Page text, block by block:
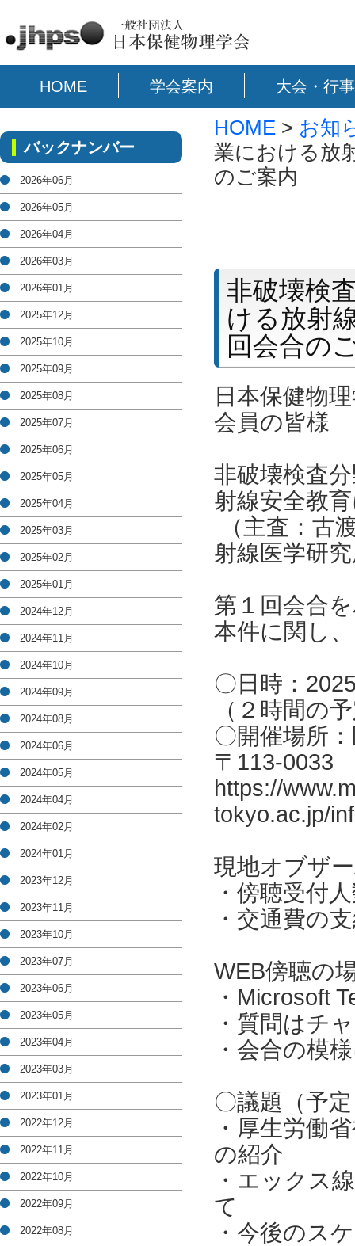
HOME 学会案内 大会・行事
HOME > お知
業における放
のご案内
非破壊検
ける放射
回会合の
日本保健物
会員の皆様
非破壊検査
射線安全教
（主査：
射線医学研
第１回会合
本件に関し
〇日時：
（２時間の
〇開催場所
〒113-0033
https://
tokyo.ac.jp/
現地オブザ
・傍聴受付
・交通費の
WEB傍聴の
・Microsoft
・質問はチ
・会合の模
〇議題（予
・厚生労働
の紹介
・エックス
て
・今後のス
バックナンバー
2026年06月
2026年05月
2026年04月
2026年03月
2026年01月
2025年12月
2025年10月
2025年09月
2025年08月
2025年07月
2025年06月
2025年05月
2025年04月
2025年03月
2025年02月
2025年01月
2024年12月
2024年11月
2024年10月
2024年09月
2024年08月
2024年06月
2024年05月
2024年04月
2024年02月
2024年01月
2023年12月
2023年11月
2023年10月
2023年07月
2023年06月
2023年05月
2023年04月
2023年03月
2023年01月
2022年12月
2022年11月
2022年10月
2022年09月
2022年08月